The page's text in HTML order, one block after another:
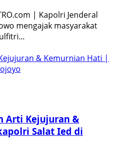
| Kapolri Jenderal
mengajak masyarakat
& Kemurnian Hati |
Arti Kejujuran &
Salat Ied di